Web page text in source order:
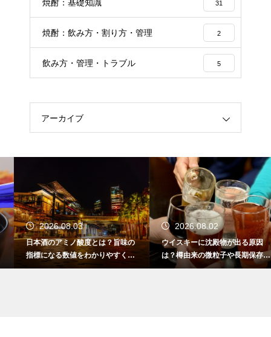
焼酎：基礎知識 31
焼酎：飲み方・割り方・管理 2
飲み方・管理・トラブル 5
アーカイブ
2026.08.03
日本酒のアミノ酸度とは？旨味の
指標になる数値をわかりやすく解
説
2026.08.02
ウイスキーに沈殿物が出る原因
は？樽由来の微粒子や長期保存で
成分が析出するため